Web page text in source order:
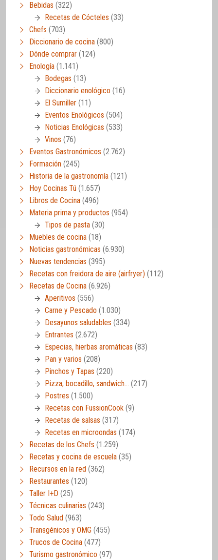
Bebidas (322)
Recetas de Cócteles (33)
Chefs (703)
Diccionario de cocina (800)
Dónde comprar (124)
Enología (1.141)
Bodegas (13)
Diccionario enológico (16)
El Sumiller (11)
Eventos Enológicos (504)
Noticias Enológicas (533)
Vinos (76)
Eventos Gastronómicos (2.762)
Formación (245)
Historia de la gastronomía (121)
Hoy Cocinas Tú (1.657)
Libros de Cocina (496)
Materia prima y productos (954)
Tipos de pasta (30)
Muebles de cocina (18)
Noticias gastronómicas (6.930)
Nuevas tendencias (395)
Recetas con freidora de aire (airfryer) (112)
Recetas de Cocina (6.926)
Aperitivos (556)
Carne y Pescado (1.030)
Desayunos saludables (334)
Entrantes (2.672)
Especias, hierbas aromáticas (83)
Pan y varios (208)
Pinchos y Tapas (220)
Pizza, bocadillo, sandwich… (217)
Postres (1.500)
Recetas con FussionCook (9)
Recetas de salsas (317)
Recetas en microondas (174)
Recetas de los Chefs (1.259)
Recetas y cocina de escuela (35)
Recursos en la red (362)
Restaurantes (120)
Taller I+D (25)
Técnicas culinarias (243)
Todo Salud (963)
Transgénicos y OMG (455)
Trucos de Cocina (477)
Turismo gastronómico (97)